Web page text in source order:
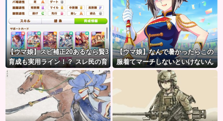
←「実はこれちょっと損してる
ぞ」
【ウマ娘】スピ補正20あるなら賢3
育成も実用ライン！？ スレ民の育
成した夏ドーベルが仕上がりつつ
ある件
【ウマ娘】なんで暑かったらこの
服着てマーチしないといけないん
だよぉ…